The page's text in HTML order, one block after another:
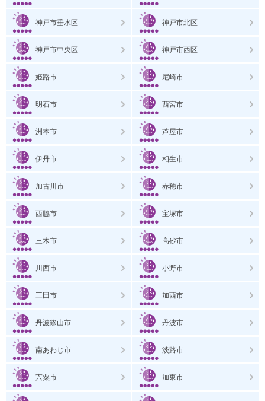
神戸市垂水区 神戸市北区
神戸市中央区 神戸市西区
姫路市 尼崎市
明石市 西宮市
洲本市 芦屋市
伊丹市 相生市
加古川市 赤穂市
西脇市 宝塚市
三木市 高砂市
川西市 小野市
三田市 加西市
丹波篠山市 丹波市
南あわじ市 淡路市
宍粟市 加東市